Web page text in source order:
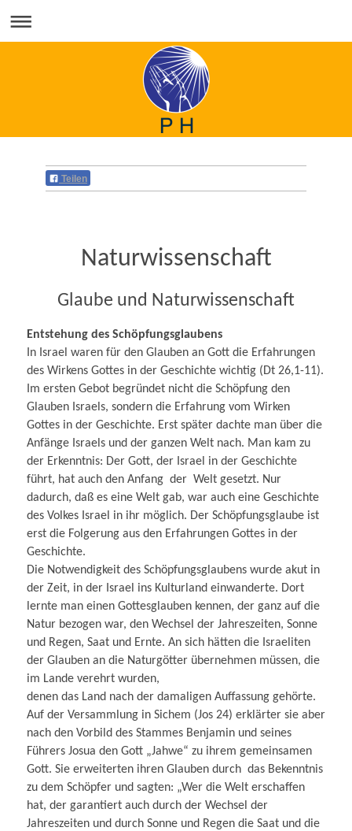
Teilen
Naturwissenschaft
Glaube und Naturwissenschaft
Entstehung des Schöpfungsglaubens
In Israel waren für den Glauben an Gott die Erfahrungen
des Wirkens Gottes in der Geschichte wichtig (Dt 26,1-11).
Im ersten Gebot begründet nicht die Schöpfung den
Glauben Israels, sondern die Erfahrung vom Wirken
Gottes in der Geschichte. Erst später dachte man über die
Anfänge Israels und der ganzen Welt nach. Man kam zu
der Erkenntnis: Der Gott, der Israel in der Geschichte
führt, hat auch den Anfang der Welt gesetzt. Nur
dadurch, daß es eine Welt gab, war auch eine Geschichte
des Volkes Israel in ihr möglich. Der Schöpfungsglaube ist
erst die Folgerung aus den Erfahrungen Gottes in der
Geschichte.
Die Notwendigkeit des Schöpfungsglaubens wurde akut in
der Zeit, in der Israel ins Kulturland einwanderte. Dort
lernte man einen Gottesglauben kennen, der ganz auf die
Natur bezogen war, den Wechsel der Jahreszeiten, Sonne
und Regen, Saat und Ernte. An sich hätten die Israeliten
der Glauben an die Naturgötter übernehmen müssen, die
im Lande verehrt wurden,
denen das Land nach der damaligen Auffassung gehörte.
Auf der Versammlung in Sichem (Jos 24) erklärter sie aber
nach den Vorbild des Stammes Benjamin und seines
Führers Josua den Gott „Jahwe“ zu ihrem gemeinsamen
Gott. Sie erweiterten ihren Glauben durch das Bekenntnis
zu dem Schöpfer und sagten: „Wer die Welt erschaffen
hat, der garantiert auch durch der Wechsel der
Jahreszeiten und durch Sonne und Regen die Saat und die